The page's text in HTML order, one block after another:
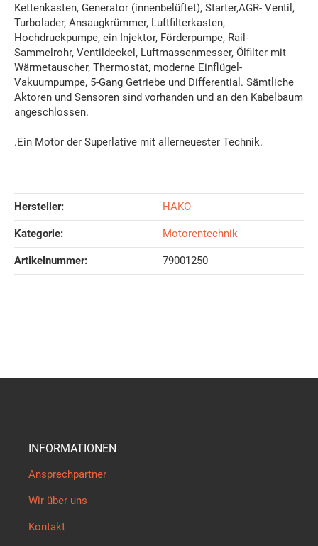
Kettenkasten, Generator (innenbelüftet), Starter,AGR- Ventil,
Turbolader, Ansaugkrümmer, Luftfilterkasten,
Hochdruckpumpe, ein Injektor, Förderpumpe, Rail-
Sammelrohr, Ventildeckel, Luftmassenmesser, Ölfilter mit
Wärmetauscher, Thermostat, moderne Einflügel-
Vakuumpumpe, 5-Gang Getriebe und Differential. Sämtliche
Aktoren und Sensoren sind vorhanden und an den Kabelbaum
angeschlossen.
.Ein Motor der Superlative mit allerneuester Technik.
Hersteller: HAKO
Kategorie: Motorentechnik
Artikelnummer: 79001250
INFORMATIONEN
Ansprechpartner
Wir über uns
Kontakt